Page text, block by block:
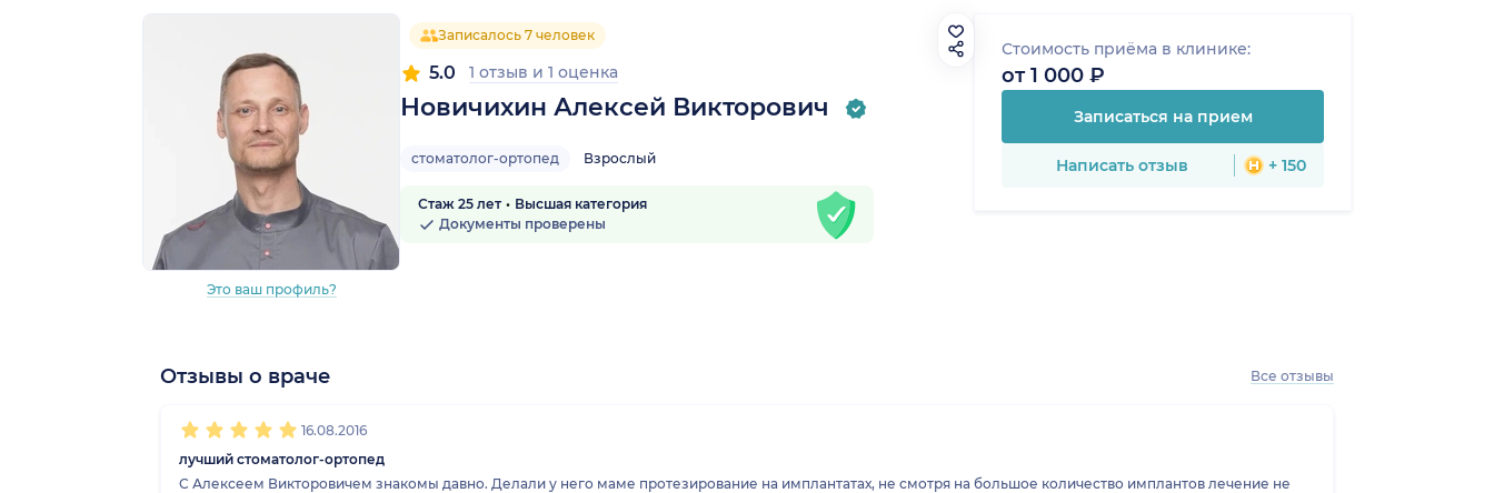
Это ваш профиль?
Записалось 7 человек
Новичихин Алексей Викторович
5.0 1 отзыв и 1 оценка
стоматолог-ортопед Взрослый
Стаж 25 лет
Высшая категория
Документы проверены
Стоимость приёма в клинике:
от 1 000 ₽
Записаться на прием
Написать отзыв + 150
Отзывы о враче Все отзывы
16.08.2016
лучший стоматолог-ортопед
С Алексеем Викторовичем знакомы давно. Делали у него маме протезирование на имплантатах, не смотря на большое количество имплантов лечение не